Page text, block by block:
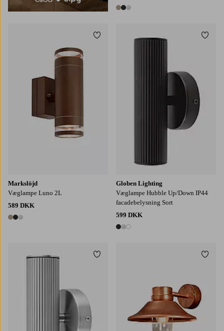
3 farver
Markslöjd
Væglampe Luno 2L
589 DKK
3 farver
Tilføj til favoritter
Globen Lighting
Væglampe Hubble Up/Down IP44
facadebelysning Sort
599 DKK
3 farver
Tilføj til favoritter